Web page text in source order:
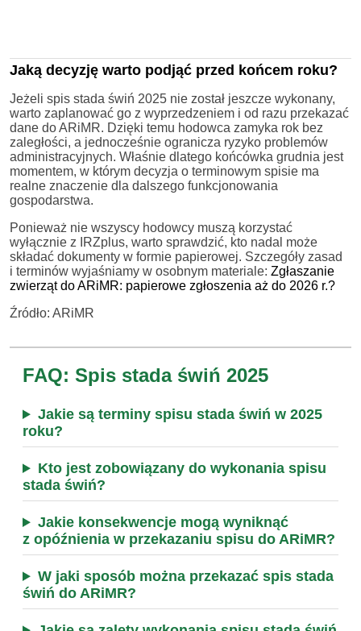
Jaką decyzję warto podjąć przed końcem roku?
Jeżeli spis stada świń 2025 nie został jeszcze wykonany,
warto zaplanować go z wyprzedzeniem i od razu przekazać
dane do ARiMR. Dzięki temu hodowca zamyka rok bez
zaległości, a jednocześnie ogranicza ryzyko problemów
administracyjnych. Właśnie dlatego końcówka grudnia jest
momentem, w którym decyzja o terminowym spisie ma
realne znaczenie dla dalszego funkcjonowania
gospodarstwa.
Ponieważ nie wszyscy hodowcy muszą korzystać
wyłącznie z IRZplus, warto sprawdzić, kto nadal może
składać dokumenty w formie papierowej. Szczegóły zasad
i terminów wyjaśniamy w osobnym materiale: Zgłaszanie
zwierząt do ARiMR: papierowe zgłoszenia aż do 2026 r.?
Źródło: ARiMR
FAQ: Spis stada świń 2025
Jakie są terminy spisu stada świń w 2025
roku?
Kto jest zobowiązany do wykonania spisu
stada świń?
Jakie konsekwencje mogą wyniknąć
z opóźnienia w przekazaniu spisu do ARiMR?
W jaki sposób można przekazać spis stada
świń do ARiMR?